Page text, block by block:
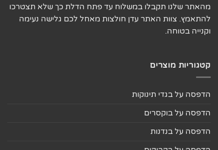
מהאתר שלנו תקבלו במשלוח עד פתח הדלת כך שלא תצטרכו
להתאמץ. צוות האתר עדן חולצות מאחל לכם גלישה נעימה
וקנייה בטוחה.
קטגוריות מוצרים
הדפסה על בגדי תינוקות
הדפסה על בוקסרים
הדפסה על בנדנות